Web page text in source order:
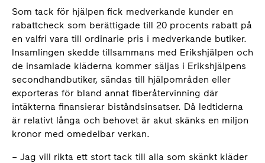
Som tack för hjälpen fick medverkande kunder en
rabattcheck som berättigade till 20 procents rabatt på
en valfri vara till ordinarie pris i medverkande butiker.
Insamlingen skedde tillsammans med Erikshjälpen och
de insamlade kläderna kommer säljas i Erikshjälpens
secondhandbutiker, sändas till hjälpområden eller
exporteras för bland annat fiberåtervinning där
intäkterna finansierar biståndsinsatser. Då ledtiderna
är relativt långa och behovet är akut skänks en miljon
kronor med omedelbar verkan.
– Jag vill rikta ett stort tack till alla som skänkt kläder